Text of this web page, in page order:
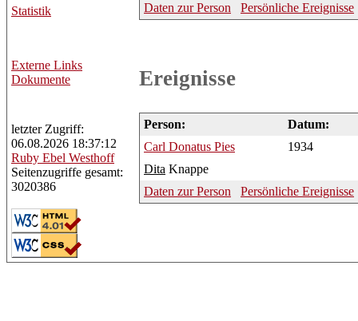
Statistik
Externe Links
Dokumente
Daten zur Person Persönliche Ereignisse
Ereignisse
Person:
Datum:
Carl Donatus Pies
1934
Dita Knappe
Daten zur Person
Persönliche Ereignisse
letzter Zugriff:
06.08.2026 18:37:12
Ruby Ebel Westhoff
Seitenzugriffe gesamt:
3020386